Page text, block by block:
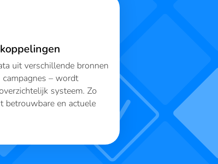
uit verschillende bronnen
campagnes – wordt
systeem. Zo
betrouwbare en actuele